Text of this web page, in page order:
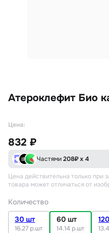
Атероклефит Био
Цена:
832 ₽
Частями208₽ х 4
Цена действительна только при
товара может отличаться от
Количество
30 шт
16.27 р.шт
60 шт
14.14 р.шт